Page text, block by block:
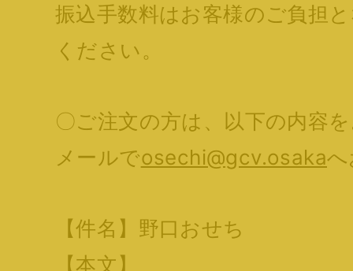
振込手数料はお客様のご負担
ください。
〇ご注文の方は、以下の内容
メールでosechi@gcv.osaka
【件名】野口おせち
【本文】